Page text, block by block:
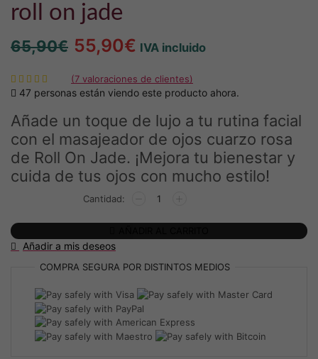
roll on jade
65,90€ El
original
era:
65,90€.
55,90€ El
actual
es:
55,90€.
IVA incluido
(7 valoraciones de clientes)
47 personas están viendo este producto ahora.
Añade un toque de lujo a tu rutina facial
con el masajeador de ojos cuarzo rosa
de Roll On Jade. ¡Mejora tu bienestar y
cuida de tus ojos con mucho estilo!
MASAJEADOR
OJOS
ROSADO)
ROLL
ON
JADE
cantidad
Añadir a mis deseos
COMPRA SEGURA POR DISTINTOS MEDIOS